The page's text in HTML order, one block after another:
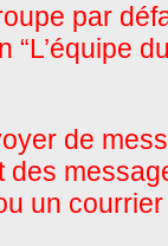
par
“L’équipe
de
des
un